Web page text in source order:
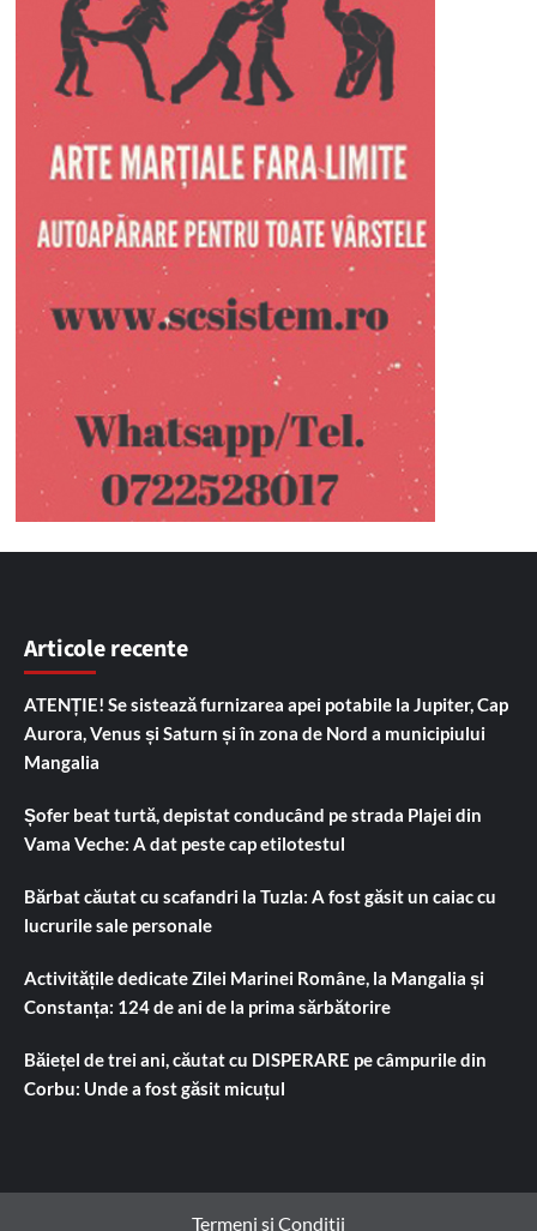
Articole recente
ATENȚIE! Se sistează furnizarea apei potabile la Jupiter, Cap
Aurora, Venus și Saturn și în zona de Nord a municipiului
Mangalia
Șofer beat turtă, depistat conducând pe strada Plajei din
Vama Veche: A dat peste cap etilotestul
Bărbat căutat cu scafandri la Tuzla: A fost găsit un caiac cu
lucrurile sale personale
Activitățile dedicate Zilei Marinei Române, la Mangalia și
Constanța: 124 de ani de la prima sărbătorire
Băiețel de trei ani, căutat cu DISPERARE pe câmpurile din
Corbu: Unde a fost găsit micuțul
Termeni si Conditii